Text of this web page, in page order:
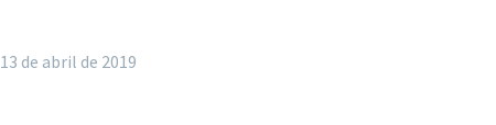
13 de abril de 2019